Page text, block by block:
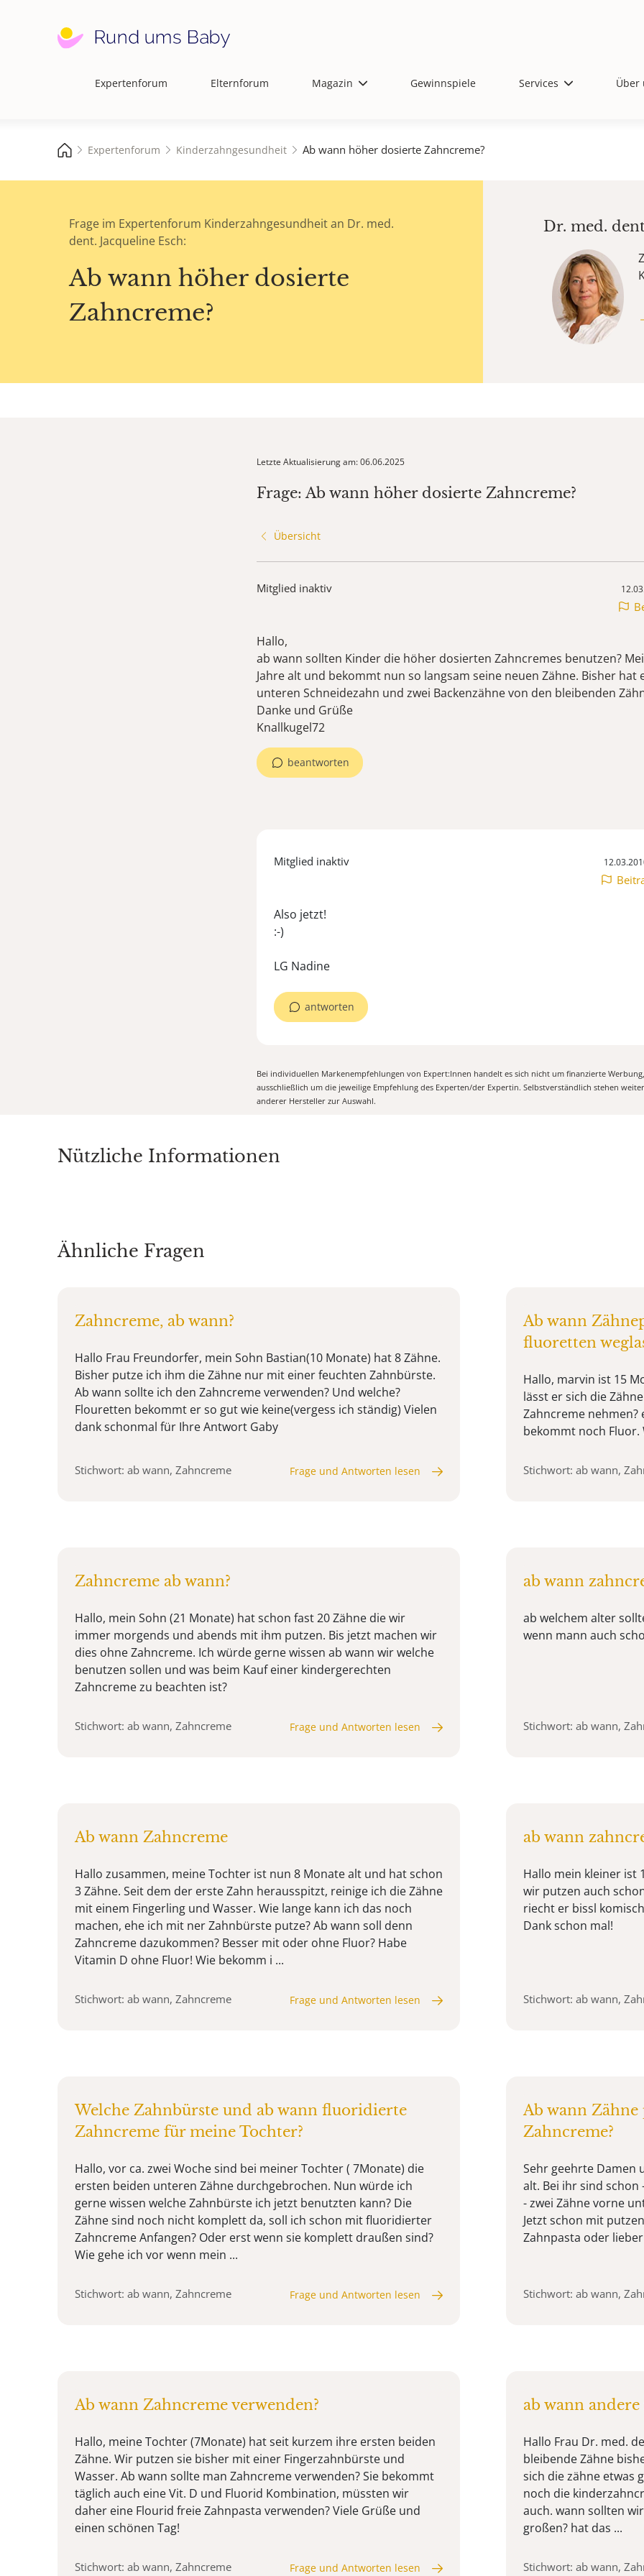
Hauptnavigation
Expertenforum Elternforum Magazin Gewinnspiele Services Über
Expertenforum Kinderzahngesundheit Ab wann höher dosierte Zahncreme?
Frage im Expertenforum Kinderzahngesundheit an Dr. med.
dent. Jacqueline Esch:
Ab wann höher dosierte
Zahncreme?
Dr. med.
Letzte Aktualisierung am: 06.06.2025
Frage: Ab wann höher dosierte Zahncreme?
Übersicht
Mitglied inaktiv
Hallo,
ab wann sollten Kinder die höher dosierten Zahncremes benutzen?
Jahre alt und bekommt nun so langsam seine neuen Zähne. Bisher hat
unteren Schneidezahn und zwei Backenzähne von den bleibenden
Danke und Grüße
Knallkugel72
beantworten
Mitglied inaktiv
Also jetzt!
:-)
LG Nadine
antworten
Bei individuellen Markenempfehlungen von Expert:Innen handelt es sich nicht um finanzierte
ausschließlich um die jeweilige Empfehlung des Experten/der Expertin. Selbstverständlich stehen
anderer Hersteller zur Auswahl.
Nützliche Informationen
Ähnliche Fragen
Zahncreme, ab wann?
Hallo Frau Freundorfer, mein Sohn Bastian(10 Monate) hat 8 Zähne.
Bisher putze ich ihm die Zähne nur mit einer feuchten Zahnbürste.
Ab wann sollte ich den Zahncreme verwenden? Und welche?
Flouretten bekommt er so gut wie keine(vergess ich ständig) Vielen
dank schonmal für Ihre Antwort Gaby
Stichwort: ab wann, Zahncreme Frage und Antworten lesen
Ab wann
fluoretten
Hallo, marvin ist 15
lässt er sich die
Zahncreme nehmen?
bekommt noch Fluor.
Stichwort: ab wann,
Zahncreme ab wann?
Hallo, mein Sohn (21 Monate) hat schon fast 20 Zähne die wir
immer morgends und abends mit ihm putzen. Bis jetzt machen wir
dies ohne Zahncreme. Ich würde gerne wissen ab wann wir welche
benutzen sollen und was beim Kauf einer kindergerechten
Zahncreme zu beachten ist?
Stichwort: ab wann, Zahncreme Frage und Antworten lesen
ab wann
ab welchem alter
wenn mann auch
Stichwort: ab wann,
Ab wann Zahncreme
Hallo zusammen, meine Tochter ist nun 8 Monate alt und hat schon
3 Zähne. Seit dem der erste Zahn herausspitzt, reinige ich die Zähne
mit einem Fingerling und Wasser. Wie lange kann ich das noch
machen, ehe ich mit ner Zahnbürste putze? Ab wann soll denn
Zahncreme dazukommen? Besser mit oder ohne Fluor? Habe
Vitamin D ohne Fluor! Wie bekomm i ...
Stichwort: ab wann, Zahncreme Frage und Antworten lesen
ab wann
Hallo mein kleiner ist
wir putzen auch
riecht er bissl
Dank schon mal!
Stichwort: ab wann,
Welche Zahnbürste und ab wann fluoridierte
Zahncreme für meine Tochter?
Hallo, vor ca. zwei Woche sind bei meiner Tochter ( 7Monate) die
ersten beiden unteren Zähne durchgebrochen. Nun würde ich
gerne wissen welche Zahnbürste ich jetzt benutzten kann? Die
Zähne sind noch nicht komplett da, soll ich schon mit fluoridierter
Zahncreme Anfangen? Oder erst wenn sie komplett draußen sind?
Wie gehe ich vor wenn mein ...
Stichwort: ab wann, Zahncreme Frage und Antworten lesen
Ab wann
Zahncreme?
Sehr geehrte Damen
alt. Bei ihr sind
- zwei Zähne vorne
Jetzt schon mit
Zahnpasta oder
Stichwort: ab wann,
Ab wann Zahncreme verwenden?
Hallo, meine Tochter (7Monate) hat seit kurzem ihre ersten beiden
Zähne. Wir putzen sie bisher mit einer Fingerzahnbürste und
Wasser. Ab wann sollte man Zahncreme verwenden? Sie bekommt
täglich auch eine Vit. D und Fluorid Kombination, müssten wir
daher eine Flourid freie Zahnpasta verwenden? Viele Grüße und
einen schönen Tag!
Stichwort: ab wann, Zahncreme Frage und Antworten lesen
ab wann
Hallo Frau Dr. med.
bleibende Zähne
sich die zähne etwas
noch die
auch. wann sollten
großen? hat das ...
Stichwort: ab wann,